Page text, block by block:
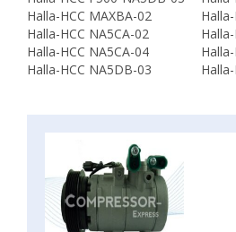
Halla-HCC MAXBA-02
Halla-HCC NA5CA-02
Halla-HCC NA5CA-04
Halla-HCC NA5DB-03